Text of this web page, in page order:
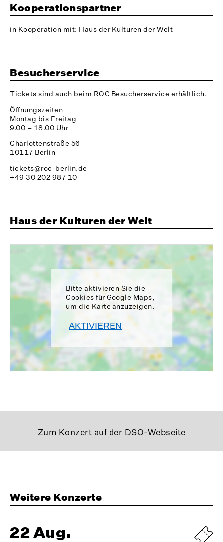
Kooperationspartner
in Kooperation mit: Haus der Kulturen der Welt
Besucherservice
Tickets sind auch beim ROC Besucherservice erhältlich.
Öffnungszeiten
Montag bis Freitag
9.00 – 18.00 Uhr
Charlottenstraße 56
10117 Berlin
tickets@roc-berlin.de
+49 30 202 987 10
Haus der Kulturen der Welt
Bitte aktivieren Sie die
Cookies für Google Maps,
um die Karte anzuzeigen.
AKTIVIEREN
Zum Konzert auf der DSO-Webseite
Weitere Konzerte
22 Aug.